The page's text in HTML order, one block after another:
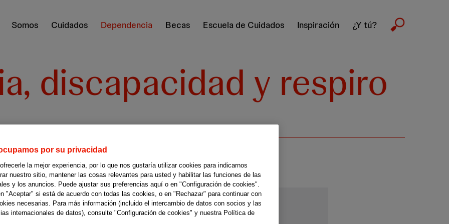
Somos Cuidados Dependencia Becas Escuela de Cuidados Inspiración ¿Y tú?
discapacidad y respiro
por su privacidad
la mejor experiencia, por lo que nos gustaría utilizar cookies para indicarnos
nuestro sitio, mantener las cosas relevantes para usted y habilitar las funciones de las
y los anuncios. Puede ajustar sus preferencias aquí o en "Configuración de cookies".
"Aceptar" si está de acuerdo con todas las cookies, o en "Rechazar" para continuar con
necesarias. Para más información (incluido el intercambio de datos con socios y las
internacionales de datos), consulte "Configuración de cookies" y nuestra Política de